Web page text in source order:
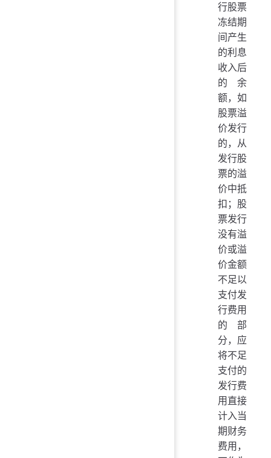
行股票
冻结期
间产生
的利息
收入后
的余
额，如
股票溢
价发行
的，从
发行股
票的溢
价中抵
扣；股
票发行
没有溢
价或溢
价金额
不足以
支付发
行费用
的部
分，应
将不足
支付的
发行费
用直接
计入当
期财务
费用，